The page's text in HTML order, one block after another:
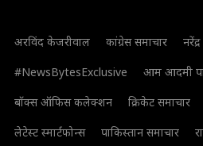
अरविंद केजरीवाल कांग्रेस समाचार
#NewsBytesExclusive
आम आदमी
बॉक्स ऑफिस कलेक्शन
क्रिकेट समाचार
लेटेस्ट स्मार्टफोन्स
पाकिस्तान समाचार